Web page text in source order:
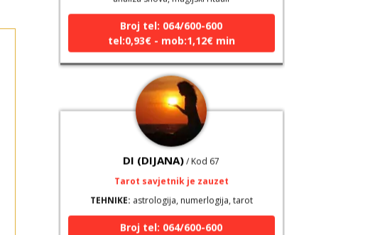
Broj tel: 064/600-600
tel:0,93€ - mob:1,12€ min
DI (DIJANA)/ Kod 67
Tarot savjetnik je zauzet
TEHNIKE:astrologija, numerlogija, tarot
Broj tel: 064/600-600
tel:0,93€ - mob:1,12€ min